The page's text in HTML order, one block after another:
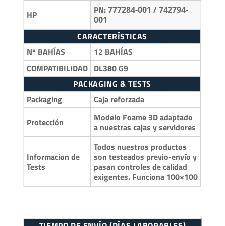
HP
PN:777284-001 / 742794-
001
CARACTERÍSTICAS
Nº BAHÍAS
12 BAHÍAS
COMPATIBILIDAD DL380 G9
PACKAGING & TESTS
Packaging
Caja reforzada
Protección
Modelo Foame 3D adaptado
a nuestras cajas y servidores
Informacion de
Tests
Todos nuestros productos
son testeados previo-envío y
pasan controles de calidad
exigentes. Funciona 100×100